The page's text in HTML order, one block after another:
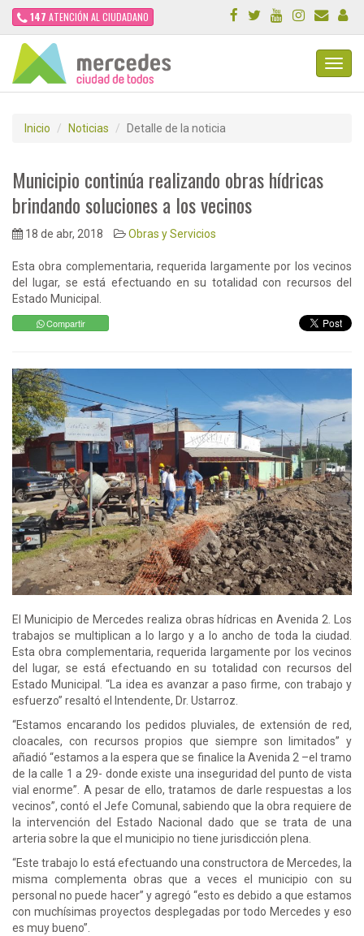
147 ATENCIÓN AL CIUDADANO
Inicio Noticias Detalle de la noticia
Municipio continúa realizando obras hídricas
brindando soluciones a los vecinos
18 de abr, 2018 Obras y Servicios
Esta obra complementaria, requerida largamente por los vecinos
del lugar, se está efectuando en su totalidad con recursos del
Estado Municipal.
Compartir
El Municipio de Mercedes realiza obras hídricas en Avenida 2. Los
trabajos se multiplican a lo largo y a lo ancho de toda la ciudad.
Esta obra complementaria, requerida largamente por los vecinos
del lugar, se está efectuando en su totalidad con recursos del
Estado Municipal. “La idea es avanzar a paso firme, con trabajo y
esfuerzo” resaltó el Intendente, Dr. Ustarroz.
“Estamos encarando los pedidos pluviales, de extensión de red,
cloacales, con recursos propios que siempre son limitados” y
añadió “estamos a la espera que se finalice la Avenida 2 –el tramo
de la calle 1 a 29- donde existe una inseguridad del punto de vista
vial enorme”. A pesar de ello, tratamos de darle respuestas a los
vecinos”, contó el Jefe Comunal, sabiendo que la obra requiere de
la intervención del Estado Nacional dado que se trata de una
arteria sobre la que el municipio no tiene jurisdicción plena.
“Este trabajo lo está efectuando una constructora de Mercedes, la
misma complementa obras que a veces el municipio con su
personal no puede hacer” y agregó “esto es debido a que estamos
con muchísimas proyectos desplegadas por todo Mercedes y eso
es muy bueno”.